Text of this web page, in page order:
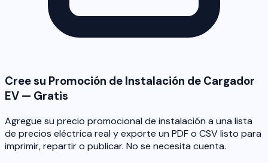
Cree su Promoción de Instalación de Cargador
EV — Gratis
Agregue su precio promocional de instalación a una lista
de precios eléctrica real y exporte un PDF o CSV listo para
imprimir, repartir o publicar. No se necesita cuenta.